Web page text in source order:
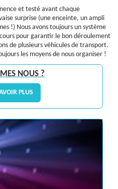
et testé avant chaque
surprise (une enceinte, un ampli
!) Nous avons toujours un système
pour garantir le bon déroulement
de plusieurs véhicules de transport.
les moyens de nous organiser !
NOUS ?
PLUS